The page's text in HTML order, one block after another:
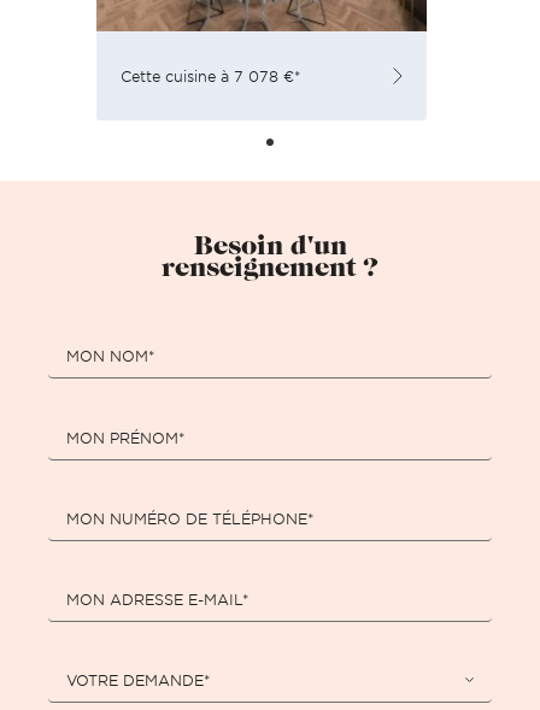
Cette cuisine à 7 078 €*
Besoin d'un
renseignement ?
MON NOM*
MON PRÉNOM*
MON NUMÉRO DE TÉLÉPHONE*
MON ADRESSE E-MAIL*
VOTRE DEMANDE*